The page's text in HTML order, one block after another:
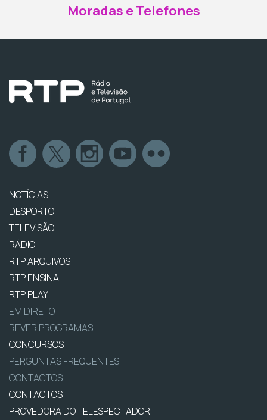
Moradas e Telefones
NOTÍCIAS
DESPORTO
TELEVISÃO
RÁDIO
RTP ARQUIVOS
RTP ENSINA
RTP PLAY
EM DIRETO
REVER PROGRAMAS
CONCURSOS
PERGUNTAS FREQUENTES
CONTACTOS
CONTACTOS
PROVEDORA DO TELESPECTADOR